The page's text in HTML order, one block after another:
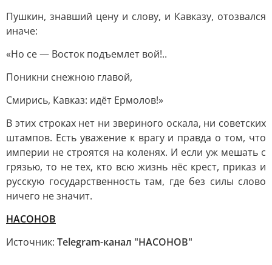
Пушкин, знавший цену и слову, и Кавказу, отозвался
иначе:
«Но се — Восток подъемлет вой!..
Поникни снежною главой,
Смирись, Кавказ: идёт Ермолов!»
В этих строках нет ни звериного оскала, ни советских
штампов. Есть уважение к врагу и правда о том, что
империи не строятся на коленях. И если уж мешать с
грязью, то не тех, кто всю жизнь нёс крест, приказ и
русскую государственность там, где без силы слово
ничего не значит.
НАСОНОВ
Источник: Telegram-канал "НАСОНОВ"